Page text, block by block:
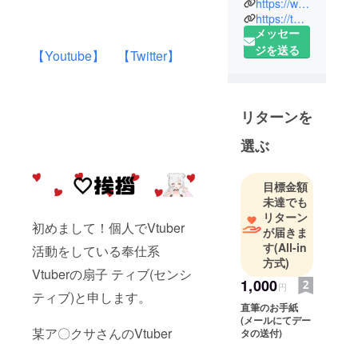
【Youtube】 【Twitter】
初めまして！個人でVtuber
活動をしている奉仕系
Vtuberの扇子 ティブ(センシ
ティブ)と申します。
某ア〇クサさんのVtuber
https://twitter.com/sensitiveNo1
メッセー
ジを送る
リターンを
選ぶ
目標金額
未達でも
リターン
が届きま
す(All-in
方式)
1,000円
直筆のお手紙
(メールにてデー
タの送付)